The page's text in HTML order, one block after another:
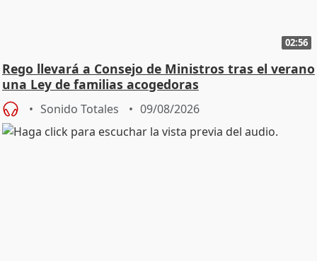
02:56
Rego llevará a Consejo de Ministros tras el verano
una Ley de familias acogedoras
Sonido Totales 09/08/2026